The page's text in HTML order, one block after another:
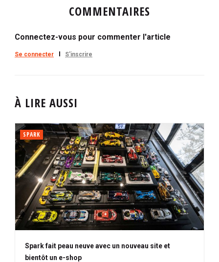
COMMENTAIRES
Connectez-vous pour commenter l'article
Se connecter S'inscrire
À LIRE AUSSI
SPARK
Spark fait peau neuve avec un nouveau site et
bientôt un e-shop